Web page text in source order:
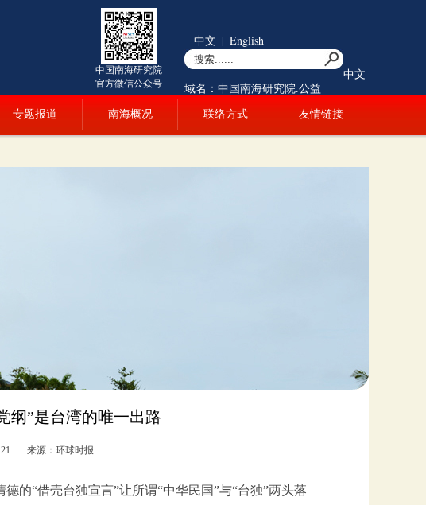
中国南海研究院
官方微信公众号
中文 | English
中文
域名：中国南海研究院.公益
专题报道 南海概况 联络方式 友情链接
纲”是台湾的唯一出路
来源：环球时报
的“借壳台独宣言”让所谓“中华民国”与“台独”两头落